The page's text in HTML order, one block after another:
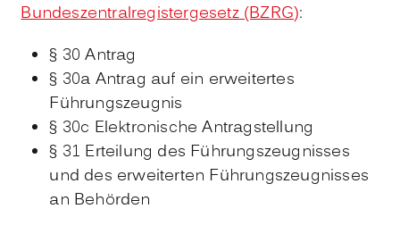
Bundeszentralregistergesetz (BZRG):
§ 30 Antrag
§ 30a Antrag auf ein erweitertes
Führungszeugnis
§ 30c Elektronische Antragstellung
§ 31 Erteilung des Führungszeugnisses
und des erweiterten Führungszeugnisses
an Behörden